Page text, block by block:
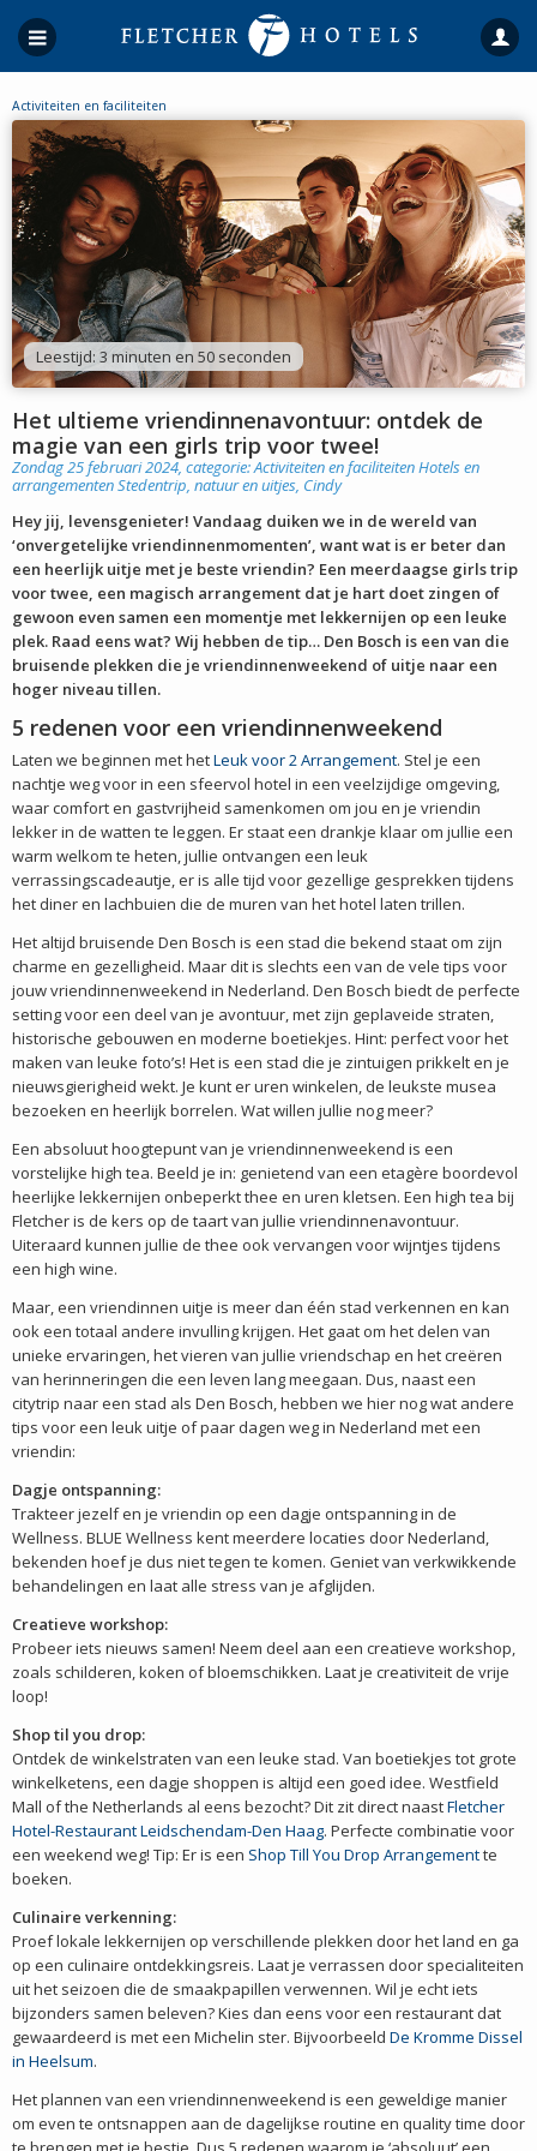
Activiteiten en faciliteiten
Leestijd: 3 minuten en 50 seconden
Het ultieme vriendinnenavontuur: ontdek de
magie van een girls trip voor twee!
Zondag 25 februari 2024, categorie:Activiteiten en faciliteitenHotels en
arrangementenStedentrip, natuur en uitjes, Cindy
Hey jij, levensgenieter! Vandaag duiken we in de wereld van
‘onvergetelijke vriendinnenmomenten’, want wat is er beter dan
een heerlijk uitje met je beste vriendin? Een meerdaagse girls trip
voor twee, een magisch arrangement dat je hart doet zingen of
gewoon even samen een momentje met lekkernijen op een leuke
plek. Raad eens wat? Wij hebben de tip… Den Bosch is een van die
bruisende plekken die je vriendinnenweekend of uitje naar een
hoger niveau tillen.
5 redenen voor een vriendinnenweekend
Laten we beginnen met hetLeuk voor 2 Arrangement. Stel je een
nachtje weg voor in een sfeervol hotel in een veelzijdige omgeving,
waar comfort en gastvrijheid samenkomen om jou en je vriendin
lekker in de watten te leggen. Er staat een drankje klaar om jullie een
warm welkom te heten, jullie ontvangen een leuk
verrassingscadeautje, er is alle tijd voor gezellige gesprekken tijdens
het diner en lachbuien die de muren van het hotel laten trillen.
Het altijd bruisende Den Bosch is een stad die bekend staat om zijn
charme en gezelligheid. Maar dit is slechts een van de vele tips voor
jouw vriendinnenweekend in Nederland. Den Bosch biedt de perfecte
setting voor een deel van je avontuur, met zijn geplaveide straten,
historische gebouwen en moderne boetiekjes. Hint: perfect voor het
maken van leuke foto’s! Het is een stad die je zintuigen prikkelt en je
nieuwsgierigheid wekt. Je kunt er uren winkelen, de leukste musea
bezoeken en heerlijk borrelen. Wat willen jullie nog meer?
Een absoluut hoogtepunt van je vriendinnenweekend is een
vorstelijke high tea. Beeld je in: genietend van een etagère boordevol
heerlijke lekkernijen onbeperkt thee en uren kletsen. Een high tea bij
Fletcher is de kers op de taart van jullie vriendinnenavontuur.
Uiteraard kunnen jullie de thee ook vervangen voor wijntjes tijdens
een high wine.
Maar, een vriendinnen uitje is meer dan één stad verkennen en kan
ook een totaal andere invulling krijgen. Het gaat om het delen van
unieke ervaringen, het vieren van jullie vriendschap en het creëren
van herinneringen die een leven lang meegaan. Dus, naast een
citytrip naar een stad als Den Bosch, hebben we hier nog wat andere
tips voor een leuk uitje of paar dagen weg in Nederland met een
vriendin:
Dagje ontspanning:
Trakteer jezelf en je vriendin op een dagje ontspanning in de
Wellness. BLUE Wellness kent meerdere locaties door Nederland,
bekenden hoef je dus niet tegen te komen. Geniet van verkwikkende
behandelingen en laat alle stress van je afglijden.
Creatieve workshop:
Probeer iets nieuws samen! Neem deel aan een creatieve workshop,
zoals schilderen, koken of bloemschikken. Laat je creativiteit de vrije
loop!
Shop til you drop:
Ontdek de winkelstraten van een leuke stad. Van boetiekjes tot grote
winkelketens, een dagje shoppen is altijd een goed idee. Westfield
Mall of the Netherlands al eens bezocht? Dit zit direct naastFletcher
Hotel-Restaurant Leidschendam-Den Haag. Perfecte combinatie voor
een weekend weg! Tip: Er is een Shop Till You Drop Arrangementte
boeken.
Culinaire verkenning:
Proef lokale lekkernijen op verschillende plekken door het land en ga
op een culinaire ontdekkingsreis. Laat je verrassen door specialiteiten
uit het seizoen die de smaakpapillen verwennen. Wil je echt iets
bijzonders samen beleven? Kies dan eens voor een restaurant dat
gewaardeerd is met een Michelin ster. Bijvoorbeeld De Kromme Dissel
in Heelsum.
Het plannen van een vriendinnenweekend is een geweldige manier
om even te ontsnappen aan de dagelijkse routine en quality time door